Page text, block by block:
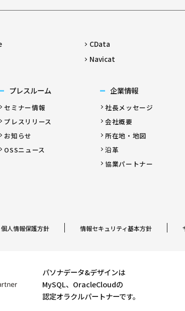
CData
Navicat
プレスルーム
セミナー情報
プレスリリース
お知らせ
OSSニュース
企業情報
社長メッセージ
会社概要
所在地・地図
沿革
協業パートナー
個人情報保護方針 情報セキュリティ基本方針
パソナデータ&デザインは
MySQL、OracleCloudの
認定オラクルパートナーです。